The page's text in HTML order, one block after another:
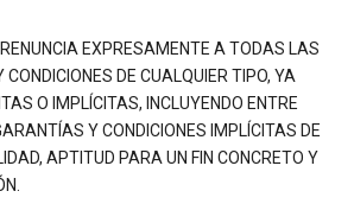
EXPRESAMENTE A TODAS LAS
DE CUALQUIER TIPO, YA
O IMPLÍCITAS, INCLUYENDO ENTRE
Y CONDICIONES IMPLÍCITAS DE
APTITUD PARA UN FIN CONCRETO Y